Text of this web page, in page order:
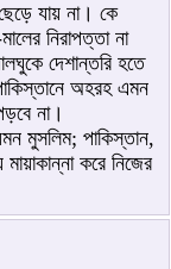
যায় না। কে
নিরাপত্তা না
দেশান্তরি হতে
অহরহ এমন
না।
মুসলিম; পাকিস্তান,
করে নিজের